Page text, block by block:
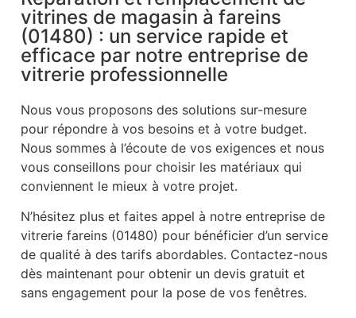
vitrines de magasin à fareins
(01480) : un service rapide et
efficace par notre entreprise de
vitrerie professionnelle
Nous vous proposons des solutions sur-mesure
pour répondre à vos besoins et à votre budget.
Nous sommes à l’écoute de vos exigences et nous
vous conseillons pour choisir les matériaux qui
conviennent le mieux à votre projet.
N’hésitez plus et faites appel à notre entreprise de
vitrerie fareins (01480) pour bénéficier d’un service
de qualité à des tarifs abordables. Contactez-nous
dès maintenant pour obtenir un devis gratuit et
sans engagement pour la pose de vos fenêtres.